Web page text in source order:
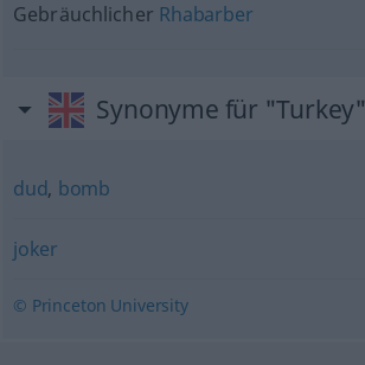
Gebräuchlicher Rhabarber
Synonyme für "Turkey"
dud, bomb
joker
© Princeton University